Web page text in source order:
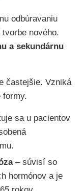
odbúravaniu
nového.
a sekundárnu
častejšie. Vzniká
formy.
sa u pacientov
– súvisí so
hormónov a je